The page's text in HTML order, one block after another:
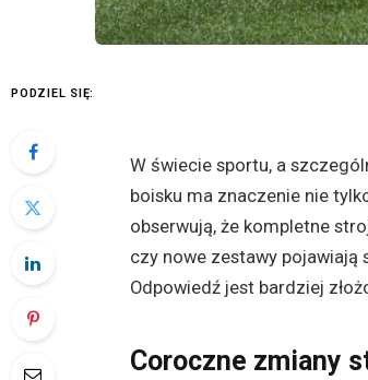
PODZIEL SIĘ:
W świecie sportu, a
boisku ma znaczenie nie
obserwują, że kompletne
czy nowe zestawy pojawiają
Odpowiedź jest bardziej
Coroczne zmiany